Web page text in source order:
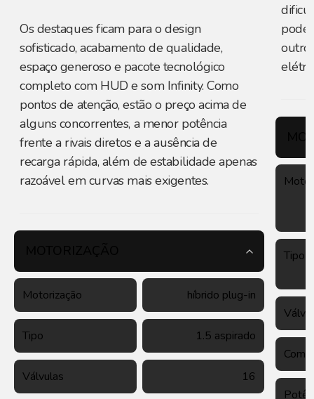
Os destaques ficam para o design
sofisticado, acabamento de qualidade,
espaço generoso e pacote tecnológico
completo com HUD e som Infinity. Como
pontos de atenção, estão o preço acima de
alguns concorrentes, a menor potência
frente a rivais diretos e a ausência de
recarga rápida, além de estabilidade apenas
razoável em curvas mais exigentes.
Motorização híbrido plug-in
Tipo 1.5 aspirado
Válvulas 16
pode
outro
Tipo